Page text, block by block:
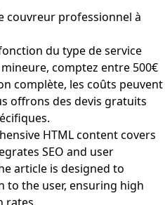
couvreur professionnel à
du type de service
comptez entre 500€
complète, les coûts peuvent
offrons des devis gratuits
HTML content covers
SEO and user
article is designed to
to the user, ensuring high
rates.